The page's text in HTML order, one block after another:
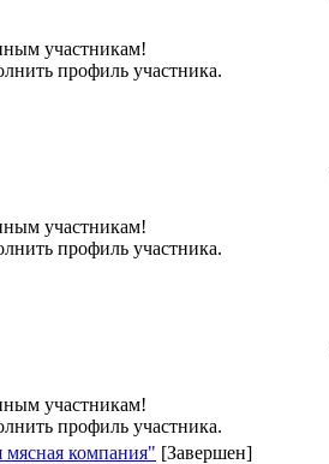
участникам!
профиль участника.
участникам!
профиль участника.
участникам!
профиль участника.
компания" [Завершен]